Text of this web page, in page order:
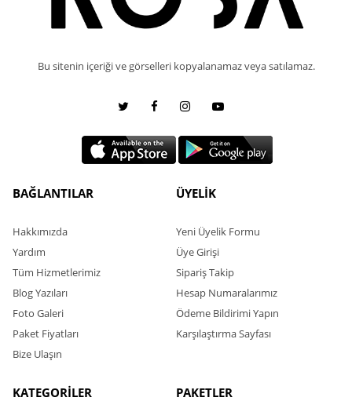
Bu sitenin içeriği ve görselleri kopyalanamaz veya satılamaz.
BAĞLANTILAR
Hakkımızda
Yardım
Tüm Hizmetlerimiz
Blog Yazıları
Foto Galeri
Paket Fiyatları
Bize Ulaşın
ÜYELİK
Yeni Üyelik Formu
Üye Girişi
Sipariş Takip
Hesap Numaralarımız
Ödeme Bildirimi Yapın
Karşılaştırma Sayfası
KATEGORİLER PAKETLER